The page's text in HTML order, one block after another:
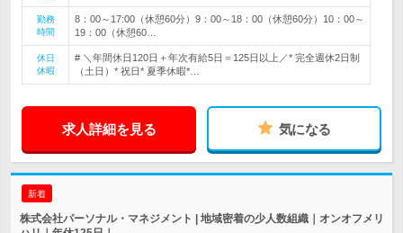
勤務
時間
8：00～17:00（休憩60分）9：00～18：00（休憩60分）10：00～
19：00（休憩60…
休日
休暇
# ＼年間休日120日＋年次有給5日＝125日以上／* 完全週休2日制
（土日）* 祝日* 夏季休暇*…
求人詳細を見る 気になる
新着
株式会社パーソナル・マネジメント | 地域密着の少人数組織｜オンオフメリ